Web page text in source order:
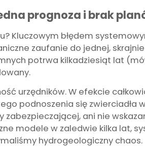
prognoza i brak
Kluczowym błędem
zaufanie do jednej,
potrwa kilkadziesiąt lat
urzędników. W efekcie
podnoszenia się zwierciadła
ani nie
modele w zaledwie kilka lat,
hydrogeologiczny chaos.